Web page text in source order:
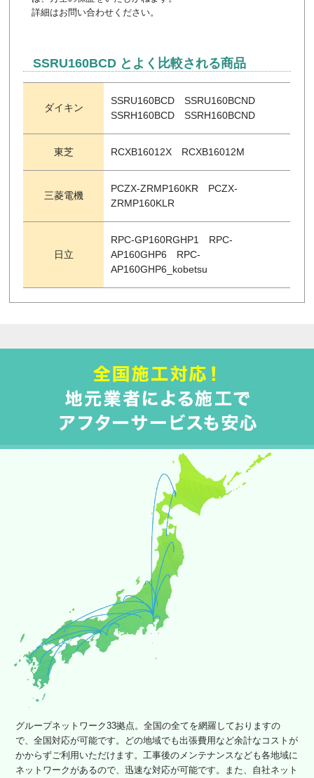
詳細はお問い合わせください。
SSRU160BCD とよく比較される商品
ダイキン
SSRU160BCD SSRU160BCND
SSRH160BCD SSRH160BCND
東芝 RCXB16012X RCXB16012M
三菱電機
PCZX-ZRMP160KR PCZX-
ZRMP160KLR
日立
RPC-GP160RGHP1 RPC-
AP160GHP6 RPC-
AP160GHP6_kobetsu
グループネットワーク33拠点。全国の全てを網羅しておりますの
で、全国対応が可能です。どの地域でも出張費用など余計なコストが
かからずご利用いただけます。工事後のメンテナンスなども各地域に
ネットワークがあるので、迅速な対応が可能です。また、自社ネット